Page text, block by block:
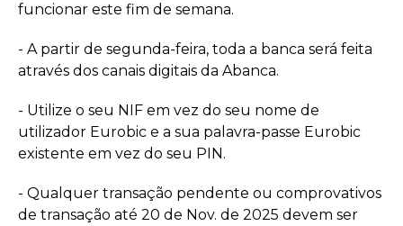
funcionar este fim de semana.
- A partir de segunda-feira, toda a banca será feita
através dos canais digitais da Abanca.
- Utilize o seu NIF em vez do seu nome de
utilizador Eurobic e a sua palavra-passe Eurobic
existente em vez do seu PIN.
- Qualquer transação pendente ou comprovativos
de transação até 20 de Nov. de 2025 devem ser